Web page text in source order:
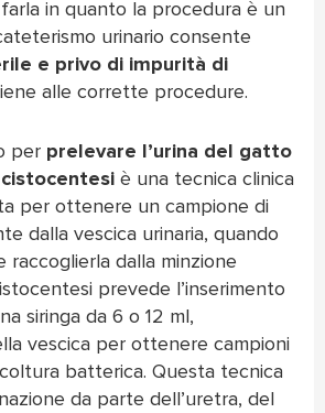
in quanto la procedura è un
urinario consente
e privo di impurità di
alle corrette procedure.
per prelevare l’urina del gatto
cistocentesiè una tecnica clinica
per ottenere un campione di
dalla vescica urinaria, quando
raccoglierla dalla minzione
prevede l’inserimento
siringa da 6 o 12 ml,
vescica per ottenere campioni
coltura batterica. Questa tecnica
da parte dell’uretra, del